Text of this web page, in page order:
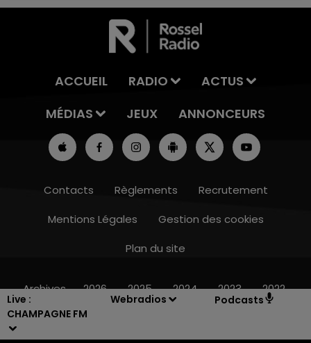
Live :
CHAMPAGNE FM
Webradios Podcasts
ACCUEIL RADIO
ACTUS
MÉDIAS
JEUX ANNONCEURS
Contacts Règlements
Recrutement
Mentions Légales
Gestion des cookies
Plan du site
Archives 2026 2025 2024 2023 2022